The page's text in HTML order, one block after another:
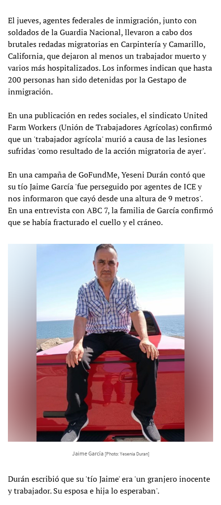
El jueves, agentes federales de inmigración, junto con
soldados de la Guardia Nacional, llevaron a cabo dos
brutales redadas migratorias en Carpintería y Camarillo,
California, que dejaron al menos un trabajador muerto y
varios más hospitalizados. Los informes indican que hasta
200 personas han sido detenidas por la Gestapo de
inmigración.
En una publicación en redes sociales, el sindicato United
Farm Workers (Unión de Trabajadores Agrícolas) confirmó
que un 'trabajador agrícola' murió a causa de las lesiones
sufridas 'como resultado de la acción migratoria de ayer'.
En una campaña de GoFundMe, Yeseni Durán contó que
su tío Jaime García 'fue perseguido por agentes de ICE y
nos informaron que cayó desde una altura de 9 metros'.
En una entrevista con ABC 7, la familia de García confirmó
que se había fracturado el cuello y el cráneo.
Jaime García [Photo: Yesenia Duran]
Durán escribió que su 'tío Jaime' era 'un granjero inocente
y trabajador. Su esposa e hija lo esperaban'.